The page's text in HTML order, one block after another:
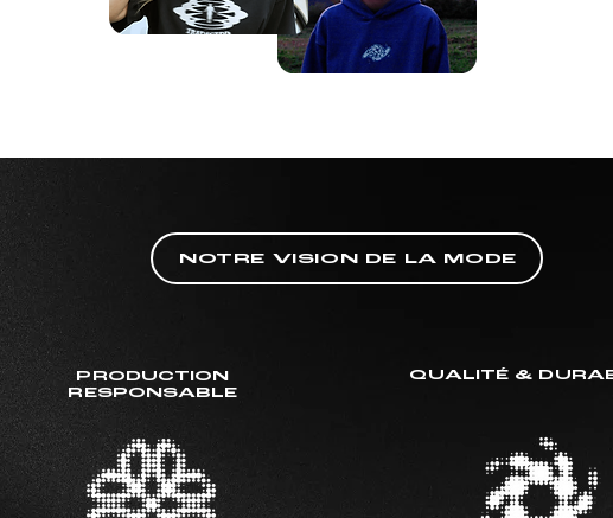
NOTRE VISION DE LA MODE
PRODUCTION
RESPONSABLE
QUALITÉ &